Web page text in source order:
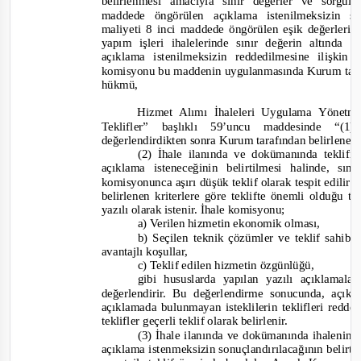
maddede öngörülen açıklama istenilmeksizin
maliyeti 8 inci maddede öngörülen eşik
yapım işleri ihalelerinde sınır değerin
açıklama istenilmeksizin reddedilmesine
komisyonu bu maddenin uygulanmasında Kurum
hükmü,
Hizmet Alımı İhaleleri Uygulama
Teklifler” başlıklı 59’uncu maddesinde “(1)
değerlendirdikten sonra Kurum tarafından
(2) İhale ilanında ve dokümanında
açıklama isteneceğinin belirtilmesi halinde,
komisyonunca aşırı düşük teklif olarak tespit
belirlenen kriterlere göre teklifte önemli olduğu
yazılı olarak istenir. İhale komisyonu;
a) Verilen hizmetin ekonomik olması,
b) Seçilen teknik çözümler ve teklif
avantajlı koşullar,
c) Teklif edilen hizmetin özgünlüğü,
gibi hususlarda yapılan yazılı
değerlendirir. Bu değerlendirme sonucunda,
açıklamada bulunmayan isteklilerin teklifleri
teklifler geçerli teklif olarak belirlenir.
(3) İhale ilanında ve dokümanında
açıklama istenmeksizin sonuçlandırılacağının